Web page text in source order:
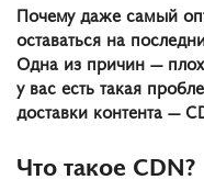
Почему даже самый
оставаться на
Одна из причин —
у вас есть такая
доставки контента —
Что такое CDN?